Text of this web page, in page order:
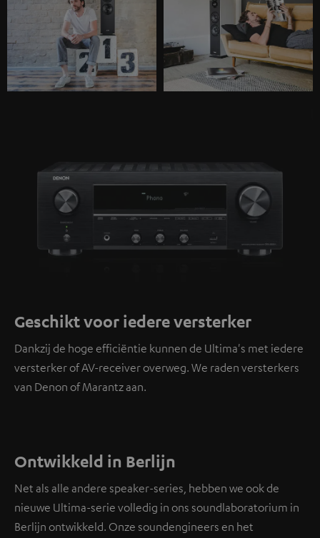
Geschikt voor iedere versterker
Dankzij de hoge efficiëntie kunnen de Ultima's met iedere
versterker of AV-receiver overweg. We raden versterkers
van Denon of Marantz aan.
Ontwikkeld in Berlijn
Net als alle andere speaker-series, hebben we ook de
nieuwe Ultima-serie volledig in ons soundlaboratorium in
Berlijn ontwikkeld. Onze soundengineers en het